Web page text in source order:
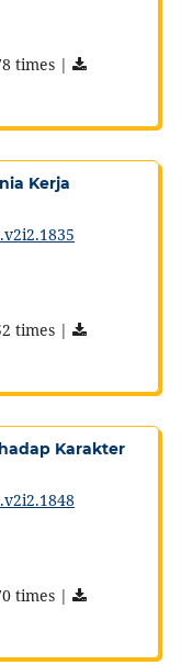
times |
Kerja
times |
Karakter
times |